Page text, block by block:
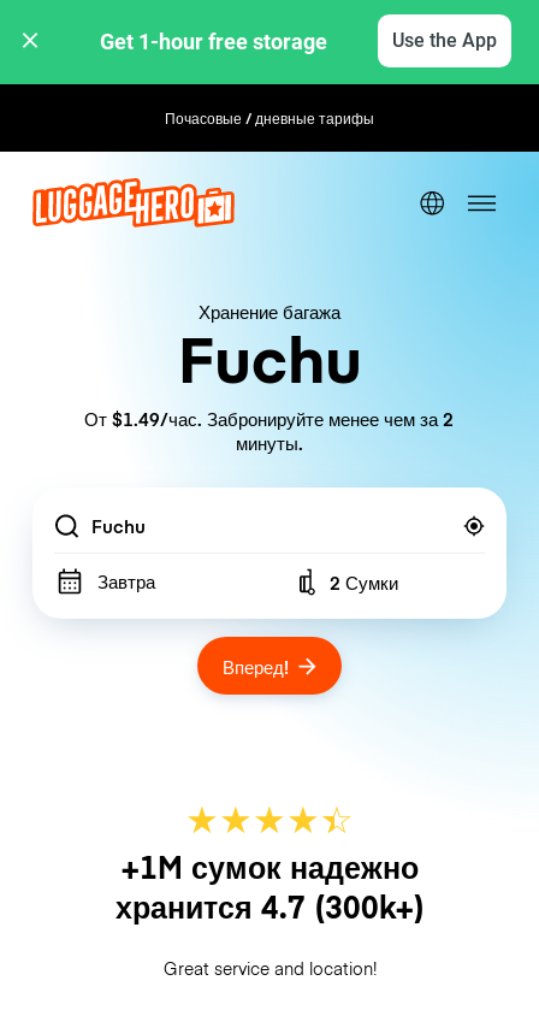
Get 1-hour free storage Use the App
Почасовые / дневные тарифыГибкое бронирование
Хранение багажа
Fuchu
От $1.49/час. Забронируйте менее чем за 2
минуты.
Location
Завтра Number of bags
2 Сумки
Вперед!
★★★★☆
★
+1M сумок надежно
хранится 4.7 (300k+)
Great service and location!